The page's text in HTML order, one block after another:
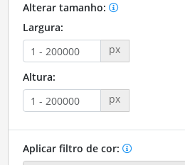
Alterar tamanho:
Largura:
px
Altura:
px
Aplicar filtro de cor: